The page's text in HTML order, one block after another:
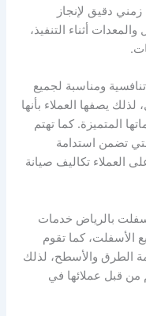
دقيق لإنجاز
أثناء التنفيذ،
ومناسبة لجميع
يصفها العملاء بأنها
المتميزة. كما تهتم
تضمن استدامة
العملاء تكاليف صيانة
بالرياض خدمات
الأسفلت، كما تقوم
الطرق والأسطح، لذلك
قبل عملائها في